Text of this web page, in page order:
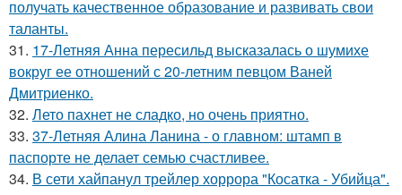
получать качественное образование и развивать свои
таланты.
31. 17-Летняя Анна пересильд высказалась о шумихе
вокруг ее отношений с 20-летним певцом Ваней
Дмитриенко.
32. Лето пахнет не сладко, но очень приятно.
33. 37-Летняя Алина Ланина - о главном: штамп в
паспорте не делает семью счастливее.
34. В сети хайпанул трейлер хоррора "Косатка - Убийца".